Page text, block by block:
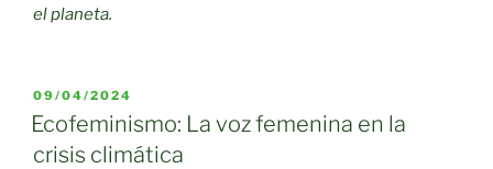
el planeta.
PUBLICADO
EL
09/04/2024
Ecofeminismo: La voz femenina en la
crisis climática